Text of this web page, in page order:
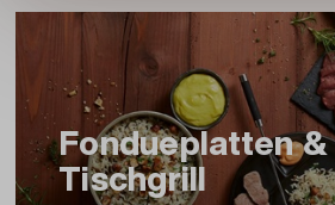
Allergene:
Kann Mandeln enthalten.
Artikel Nr.: 113341910000
Fondueplatten &
Tischgrill